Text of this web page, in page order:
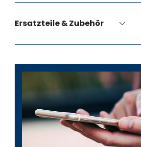
Ersatzteile & Zubehör